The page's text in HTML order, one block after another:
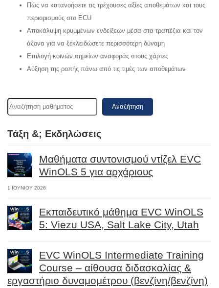
Πώς να κατανοήσετε τις τρέχουσες αξίες αποθεμάτων και τους
περιορισμούς στο ECU
Αποκάλυψη κρυμμένων ενδείξεων μέσα στα τραπέζια και τον
άξονα για να ξεκλειδώσετε περισσότερη δύναμη
Επιλογή κοινών σημείων αναφοράς στους χάρτες
Αύξηση της ροπής πάνω από τις τιμές των αποθεμάτων
Αναζήτηση
Τάξη &; Εκδηλώσεις
Μαθήματα συντονισμού ντίζελ EVC
WinOLS 5 για αρχάριους
1 ΙΟΥΝΊΟΥ 2026
Εκπαιδευτικό μάθημα EVC WinOLS
5: Viezu USA, Salt Lake City, Utah
EVC WinOLS Intermediate Training
Course – αίθουσα διδασκαλίας &
εργαστήριο δυναμομέτρου (βενζίνη/βενζίνη)